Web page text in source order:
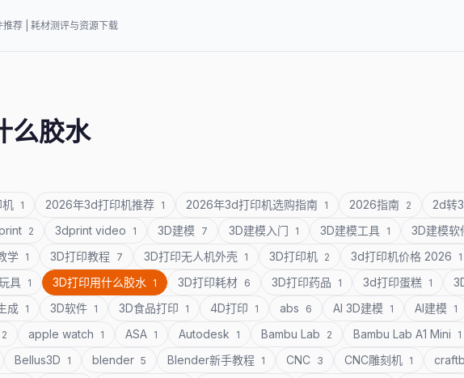
荐 | 耗材测评与资源下载
么胶水
1 2026年3d打印机推荐 1 2026年3d打印机选购指南 1 2026指南 2 2d转
2 3dprint video 1 3D建模 7 3D建模入门 1 3D建模工具 1 3D建模软
学 1 3D打印教程 7 3D打印无人机外壳 1 3D打印机 2 3d打印机价格 2026 1
具 1 3D打印用什么胶水 1 3D打印耗材 6 3D打印药品 1 3d打印蛋糕 1
成 1 3D软件 1 3D食品打印 1 4D打印 1 abs 6 AI 3D建模 1 AI建模 1
2 apple watch 1 ASA 1 Autodesk 1 Bambu Lab 2 Bambu Lab A1 Mini 1
Bellus3D 1 blender 5 Blender新手教程 1 CNC 3 CNC雕刻机 1